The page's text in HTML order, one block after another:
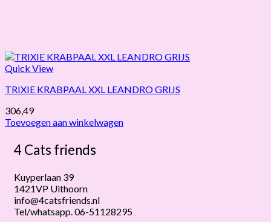
Quick View
TRIXIE KRABPAAL XXL LEANDRO GRIJS
306,49
Toevoegen aan winkelwagen
4 Cats friends
Kuyperlaan 39
1421VP Uithoorn
info@4catsfriends.nl
Tel/whatsapp. 06-51128295